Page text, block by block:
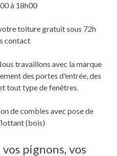
à 18h00
toiture gratuit sous 72h
contact
travaillons avec la marque
des portes d'entrée, des
tout type de fenêtres.
de combles avec pose de
(bois)
pignons, vos